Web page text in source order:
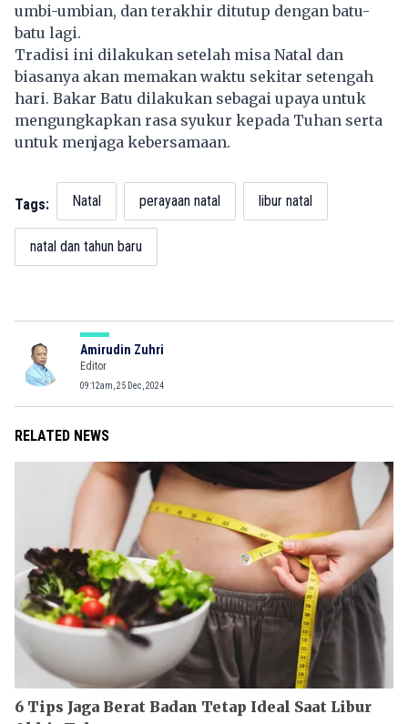
umbi-umbian, dan terakhir ditutup dengan batu-
batu lagi.
Tradisi ini dilakukan setelah misa Natal dan
biasanya akan memakan waktu sekitar setengah
hari. Bakar Batu dilakukan sebagai upaya untuk
mengungkapkan rasa syukur kepada Tuhan serta
untuk menjaga kebersamaan.
Tags: Natal perayaan natal libur natal
natal dan tahun baru
Amirudin Zuhri
Editor
09:12am, 25 Dec, 2024
RELATED NEWS
6 Tips Jaga Berat Badan Tetap Ideal Saat Libur